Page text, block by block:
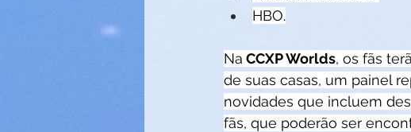
HBO.
Na CCXP Worlds, os fãs
de suas casas, um painel
novidades que incluem
fãs, que poderão ser